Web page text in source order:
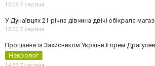
15:06,7 серпня
У Дунаївцях 21-річна дівчина двічі обікрала
15:00,7 серпня
Прощання із Захисником України Ігорем
Некролог